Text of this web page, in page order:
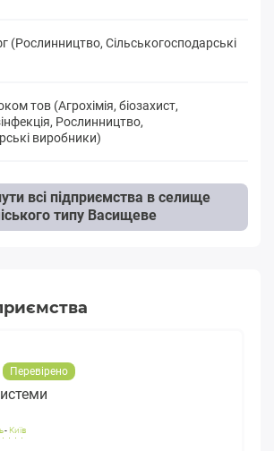
(Рослинництво, Сільськогосподарські
тов (Агрохімія, біозахист,
Рослинництво,
виробники)
всі підприємства в селище
типу Васищеве
Перевірено
- Київ